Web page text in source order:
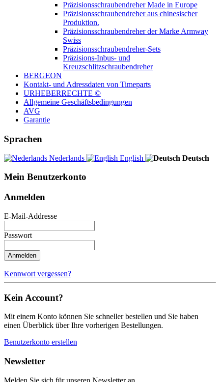
Präzisionsschraubendreher Made in Europe
Präzisionsschraubendreher aus chinesischer
Produktion.
Präzisionsschraubendreher der Marke Armway
Swiss
Präzisionsschraubendreher-Sets
Präzisions-Inbus- und
Kreuzschlitzschraubendreher
BERGEON
Kontakt- und Adressdaten von Timeparts
URHEBERRECHTE ©
Allgemeine Geschäftsbedingungen
AVG
Garantie
Sprachen
Nederlands English Deutsch
Mein Benutzerkonto
Anmelden
E-Mail-Addresse
Passwort
Anmelden
Kennwort vergessen?
Kein Account?
Mit einem Konto können Sie schneller bestellen und Sie haben
einen Überblick über Ihre vorherigen Bestellungen.
Benutzerkonto erstellen
Newsletter
Melden Sie sich für unseren Newsletter an